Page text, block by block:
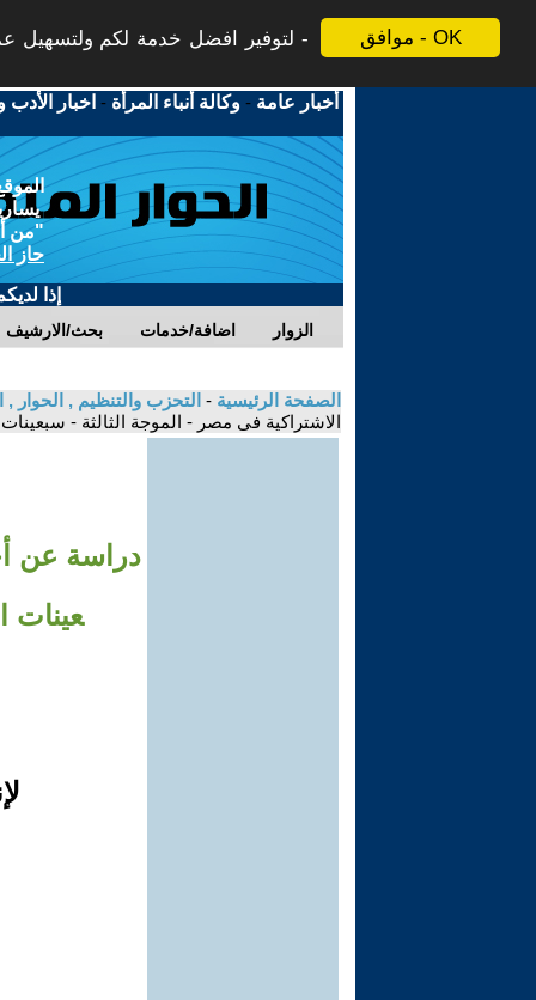
موافق - OK
لتوفير افضل خدمة لكم ولتسهيل
أخبار عامة -وكالة أنباء المرأة - اخبار الأدب
"من
حاز
إذا
بحث/الارشيف اضافة/خدمات الزوار
الصفحة الرئيسية - التحزب والتنظيم , الحوار
الاشتراكية فى مصر - الموجة الثالثة -
دراسة عن
عينات